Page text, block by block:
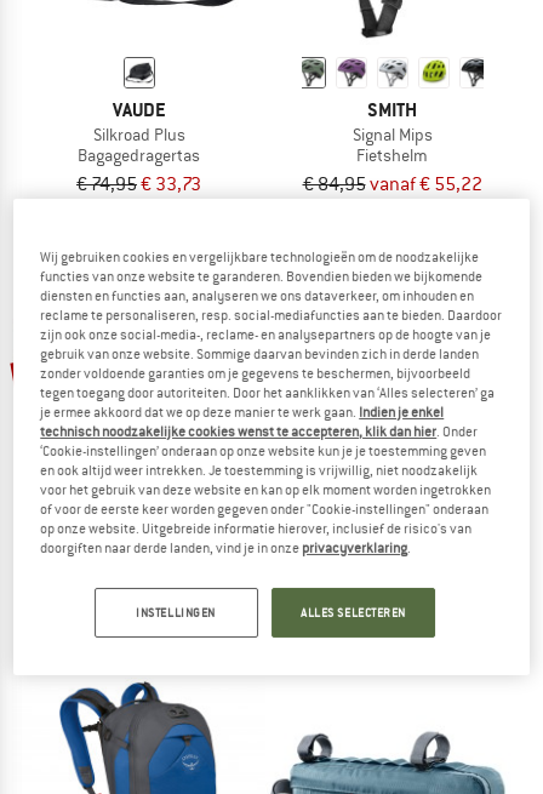
VAUDE
Silkroad Plus
Bagagedragertas
€ 74,95€ 33,73
SMITH
Signal Mips
Fietshelm
€ 84,95vanaf € 55,22
-20%
M-WAVE
tot -15%
VAUDE
Wij gebruiken cookies en vergelijkbare technologieën om de noodzakelijke
functies van onze website te garanderen. Bovendien bieden we bijkomende
diensten en functies aan, analyseren we ons dataverkeer, om inhouden en
reclame te personaliseren, resp. social-mediafuncties aan te bieden. Daardoor
zijn ook onze social-media-, reclame- en analysepartners op de hoogte van je
gebruik van onze website. Sommige daarvan bevinden zich in derde landen
zonder voldoende garanties om je gegevens te beschermen, bijvoorbeeld
tegen toegang door autoriteiten. Door het aanklikken van ‘Alles selecteren’ ga
je ermee akkoord dat we op deze manier te werk gaan. Indien je enkel
technisch noodzakelijke cookies wenst te accepteren, klik dan hier. Onder
‘Cookie-instellingen’ onderaan op onze website kun je je toestemming geven
en ook altijd weer intrekken. Je toestemming is vrijwillig, niet noodzakelijk
voor het gebruik van deze website en kan op elk moment worden ingetrokken
of voor de eerste keer worden gegeven onder "Cookie-instellingen" onderaan
op onze website. Uitgebreide informatie hierover, inclusief de risico's van
doorgiften naar derde landen, vind je in onze privacyverklaring.
INSTELLINGEN ALLES SELECTEREN